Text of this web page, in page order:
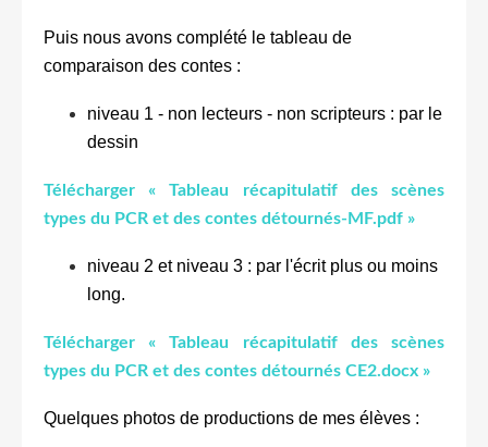
Puis nous avons complété le tableau de
comparaison des contes :
niveau 1 - non lecteurs - non scripteurs : par le
dessin
Télécharger « Tableau récapitulatif des scènes
types du PCR et des contes détournés-MF.pdf »
niveau 2 et niveau 3 : par l'écrit plus ou moins
long.
Télécharger « Tableau récapitulatif des scènes
types du PCR et des contes détournés CE2.docx »
Quelques photos de productions de mes élèves :